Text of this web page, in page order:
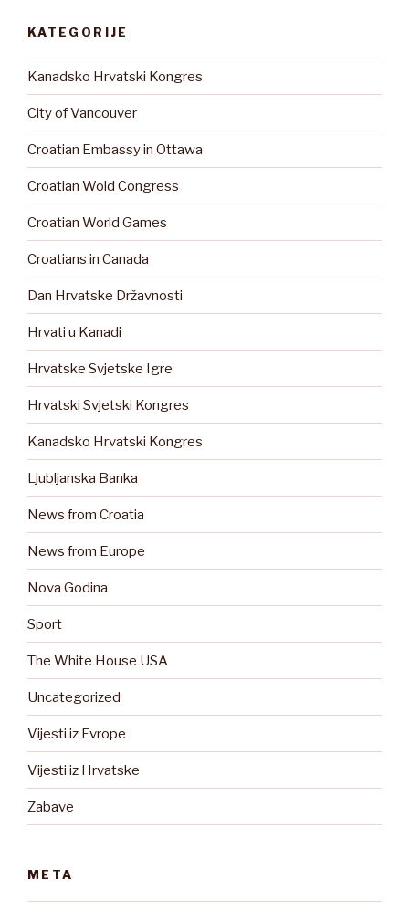
KATEGORIJE
Kanadsko Hrvatski Kongres
City of Vancouver
Croatian Embassy in Ottawa
Croatian Wold Congress
Croatian World Games
Croatians in Canada
Dan Hrvatske Državnosti
Hrvati u Kanadi
Hrvatske Svjetske Igre
Hrvatski Svjetski Kongres
Kanadsko Hrvatski Kongres
Ljubljanska Banka
News from Croatia
News from Europe
Nova Godina
Sport
The White House USA
Uncategorized
Vijesti iz Evrope
Vijesti iz Hrvatske
Zabave
META